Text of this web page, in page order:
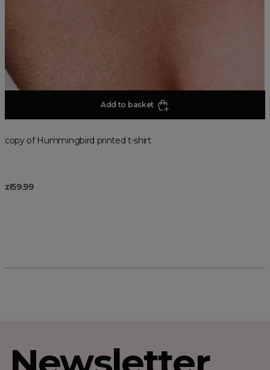
Add to basket
copy of Hummingbird printed t-shirt
zł59.99